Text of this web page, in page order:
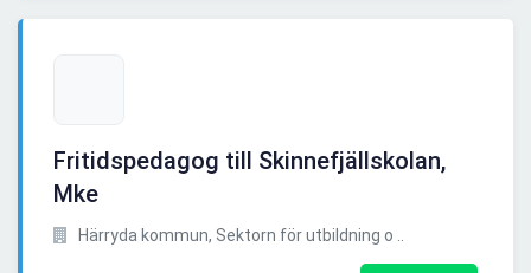
Fritidspedagog till Skinnefjällskolan,
Mke
Härryda kommun, Sektorn för utbildning o ..